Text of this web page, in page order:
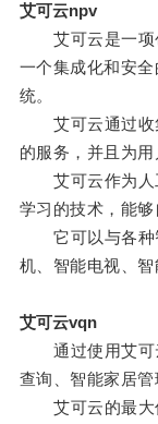
艾可云npv
艾可云是一项
一个集成化和安
统。
艾可云通过收
的服务，并且为用
艾可云作为人
学习的技术，能够
它可以与各种
机、智能电视、智
艾可云vqn
通过使用艾可
查询、智能家居管
艾可云的最大